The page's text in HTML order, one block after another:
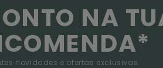
NA
novidades e ofertas exclusivas.